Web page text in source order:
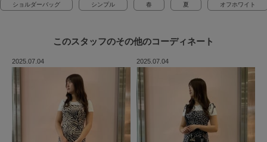
ショルダーバッグ シンプル 春 夏 オフホワイト
このスタッフのその他のコーディネート
2025.07.04 2025.07.04